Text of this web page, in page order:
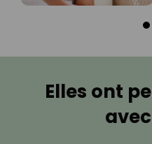
Elles ont
avec